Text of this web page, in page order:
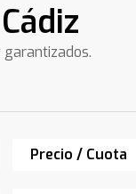
Precio / Cuota